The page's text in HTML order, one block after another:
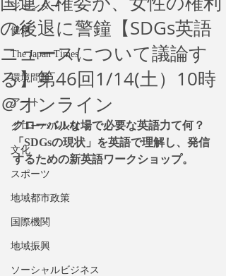
ジェンダー
健康
The Japan Times
環境問題
アート
グローバル人材
文化
スポーツ
地域都市政策
国際機関
地域振興
ソーシャルビジネス
の後退に警鐘【SDGs英語
ニュースについて議論す
る】第46回1/14(土）10時
＠オンライン
グローバルな場で必要な英語力て何？
「SDGsの現状」を英語で理解し、発信
するための新英語ワークショップ。